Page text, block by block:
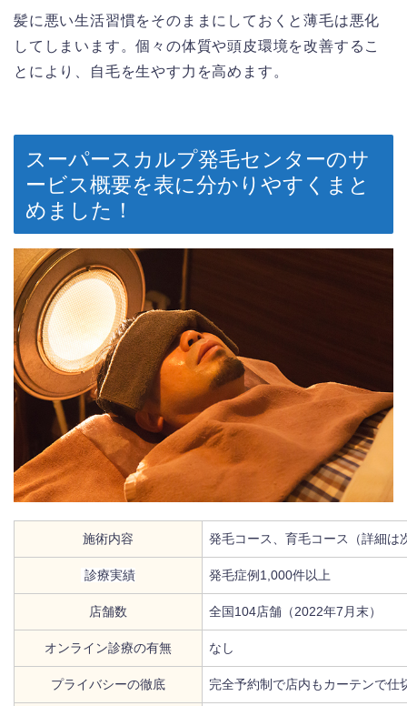
髪に悪い生活習慣をそのままにしておくと薄毛は悪化
してしまいます。個々の体質や頭皮環境を改善するこ
とにより、自毛を生やす力を高めます。
スーパースカルプ発毛センターのサ
ービス概要を表に分かりやすくまと
めました！
施術内容 発毛コース、育毛コース（詳細は
診療実績 発毛症例1,000件以上
店舗数 全国104店舗（2022年7月末）
オンライン診療の有無 なし
プライバシーの徹底 完全予約制で店内もカーテンで仕